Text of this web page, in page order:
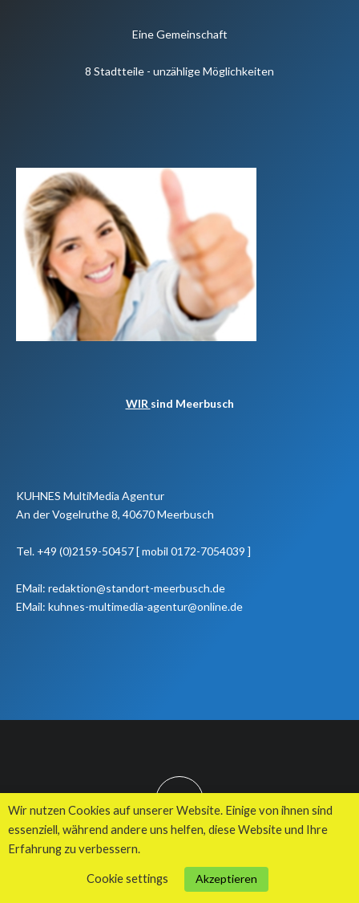
Eine Gemeinschaft
8 Stadtteile - unzählige Möglichkeiten
WIR sind Meerbusch
KUHNES MultiMedia Agentur
An der Vogelruthe 8, 40670 Meerbusch
Tel. +49 (0)2159-50457 [ mobil 0172-7054039 ]
EMail: redaktion@standort-meerbusch.de
EMail: kuhnes-multimedia-agentur@online.de
TOP
© 2026 Kuhnes MultiMedia Agentur
Wir nutzen Cookies auf unserer Website. Einige von ihnen sind
essenziell, während andere uns helfen, diese Website und Ihre
Erfahrung zu verbessern.
Cookie settings Akzeptieren